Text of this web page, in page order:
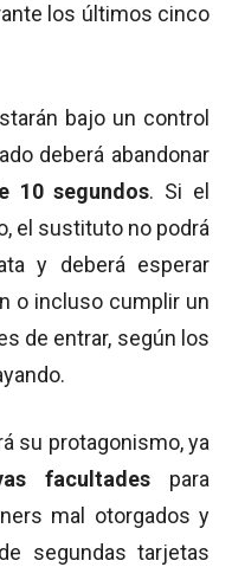
los últimos cinco
bajo un control
deberá abandonar
10 segundos. Si el
el sustituto no podrá
y deberá esperar
o incluso cumplir un
de entrar, según los
su protagonismo, ya
facultades para
mal otorgados y
segundas tarjetas